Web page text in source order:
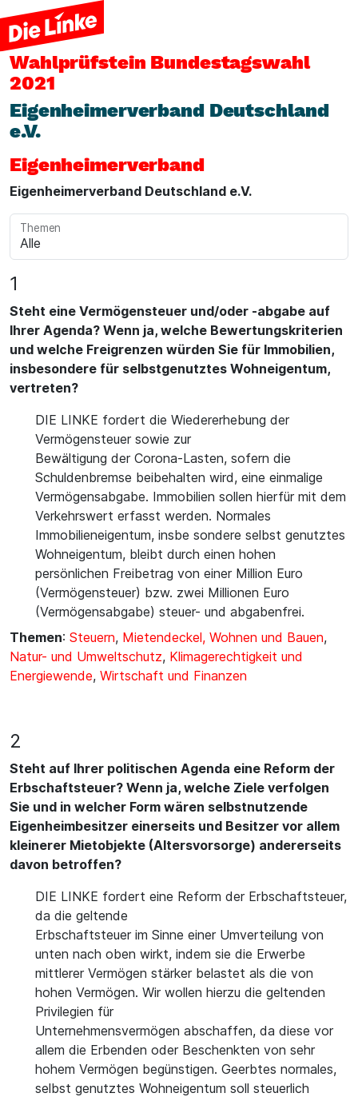
Wahlprüfstein Bundestagswahl
2021
Eigenheimerverband Deutschland
e.V.
Eigenheimerverband
Eigenheimerverband Deutschland e.V.
Themen
1
Steht eine Vermögensteuer und/oder -abgabe auf
Ihrer Agenda? Wenn ja, welche Bewertungskriterien
und welche Freigrenzen würden Sie für Immobilien,
insbesondere für selbstgenutztes Wohneigentum,
vertreten?
DIE LINKE fordert die Wiedererhebung der
Vermögensteuer sowie zur
Bewältigung der Corona-Lasten, sofern die
Schuldenbremse beibehalten wird, eine einmalige
Vermögensabgabe. Immobilien sollen hierfür mit dem
Verkehrswert erfasst werden. Normales
Immobilieneigentum, insbe sondere selbst genutztes
Wohneigentum, bleibt durch einen hohen
persönlichen Freibetrag von einer Million Euro
(Vermögensteuer) bzw. zwei Millionen Euro
(Vermögensabgabe) steuer- und abgabenfrei.
Themen: Steuern, Mietendeckel, Wohnen und Bauen,
Natur- und Umweltschutz, Klimagerechtigkeit und
Energiewende, Wirtschaft und Finanzen
2
Steht auf Ihrer politischen Agenda eine Reform der
Erbschaftsteuer? Wenn ja, welche Ziele verfolgen
Sie und in welcher Form wären selbstnutzende
Eigenheimbesitzer einerseits und Besitzer vor allem
kleinerer Mietobjekte (Altersvorsorge) andererseits
davon betroffen?
DIE LINKE fordert eine Reform der Erbschaftsteuer,
da die geltende
Erbschaftsteuer im Sinne einer Umverteilung von
unten nach oben wirkt, indem sie die Erwerbe
mittlerer Vermögen stärker belastet als die von
hohen Vermögen. Wir wollen hierzu die geltenden
Privilegien für
Unternehmensvermögen abschaffen, da diese vor
allem die Erbenden oder Beschenkten von sehr
hohem Vermögen begünstigen. Geerbtes normales,
selbst genutztes Wohneigentum soll steuerlich